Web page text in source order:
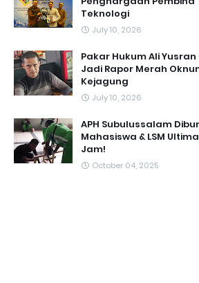
Teknologi
July 10, 2026
Pakar Hukum Ali Yusran
Jadi Rapor Merah
Kejagung
July 10, 2026
APH Subulussalam
Mahasiswa & LSM
Jam!
October 04, 2025